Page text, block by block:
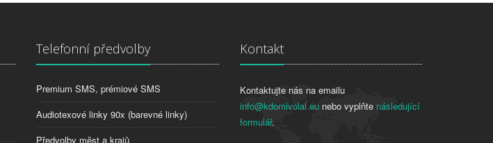
Telefonní předvolby
Premium SMS, prémiové SMS
Audiotexové linky 90x (barevné linky)
Předvolby měst a krajů
Kontakt
Kontaktujte nás na emailu
info@kdomivolal.eunebo vyplňte následující
formulář.